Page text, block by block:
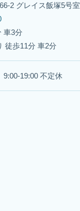
2 グレイス飯塚5号室
車3分
徒歩11分 車2分
9:00-19:00 不定休